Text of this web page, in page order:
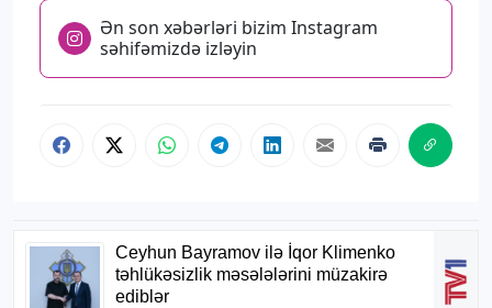
Ən son xəbərləri bizim Instagram
səhifəmizdə izləyin